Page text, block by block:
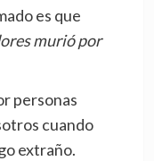
es que
murió por
personas
cuando
extraño.